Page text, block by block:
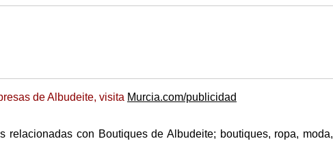
de Albudeite, visita Murcia.com/publicidad
relacionadas con Boutiques de Albudeite; boutiques, ropa, moda,